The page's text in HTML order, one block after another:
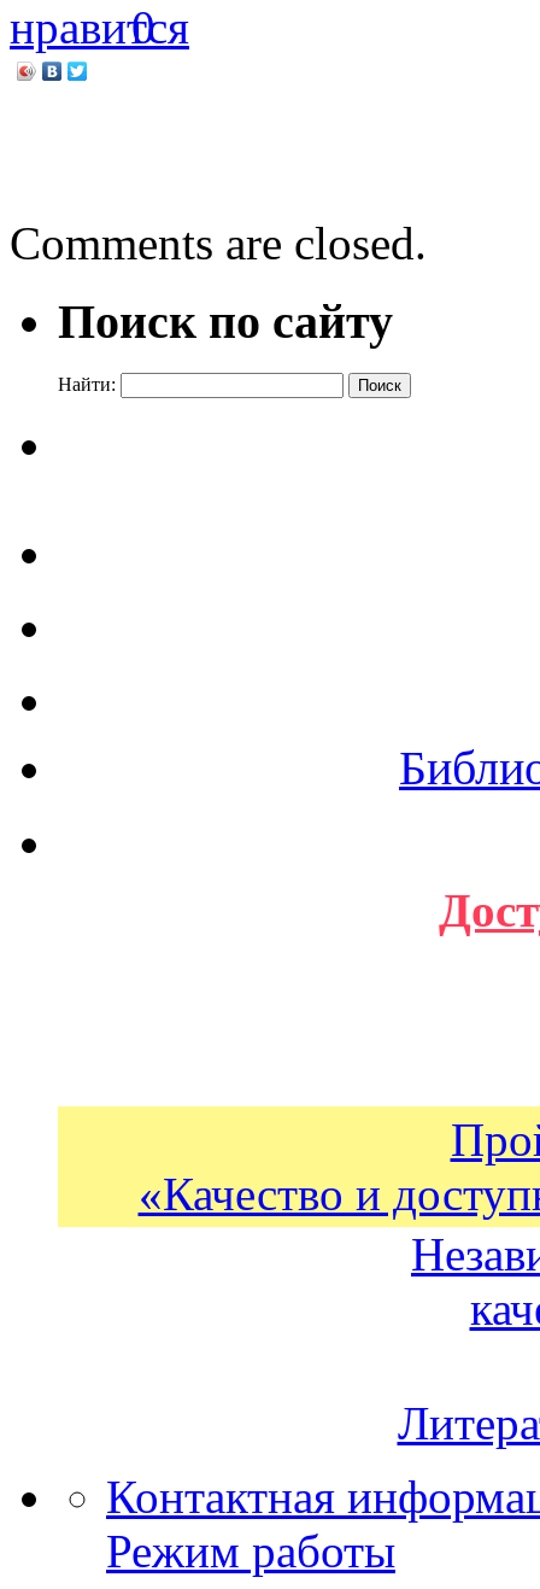
0
Comments are closed.
Поиск по сайту
Найти:
«Качество и
Контактная
Режим работы